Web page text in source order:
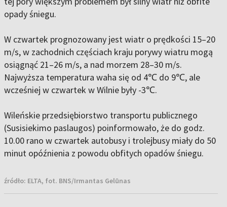
opady śniegu.
W czwartek prognozowany jest wiatr o prędkości 15–20
m/s, w zachodnich częściach kraju porywy wiatru mogą
osiągnąć 21–26 m/s, a nad morzem 28–30 m/s.
Najwyższa temperatura waha się od 4℃ do 9℃, ale
wcześniej w czwartek w Wilnie były -3℃.
Wileńskie przedsiębiorstwo transportu publicznego
(Susisiekimo paslaugos) poinformowało, że do godz.
10.00 rano w czwartek autobusy i trolejbusy miały do 50
minut opóźnienia z powodu obfitych opadów śniegu.
źródło: ELTA, fot. BNS/Irmantas Gelūnas